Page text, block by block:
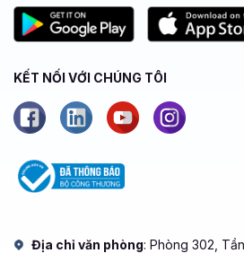
KẾT NỐI VỚI CHÚNG TÔI
Địa chỉ văn phòng: Phòng 302,